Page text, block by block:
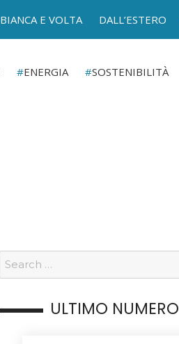
BIANCA E VOLTA DALL’ESTERO
ENERGIA SOSTENIBILITÀ
ULTIMO NUMERO